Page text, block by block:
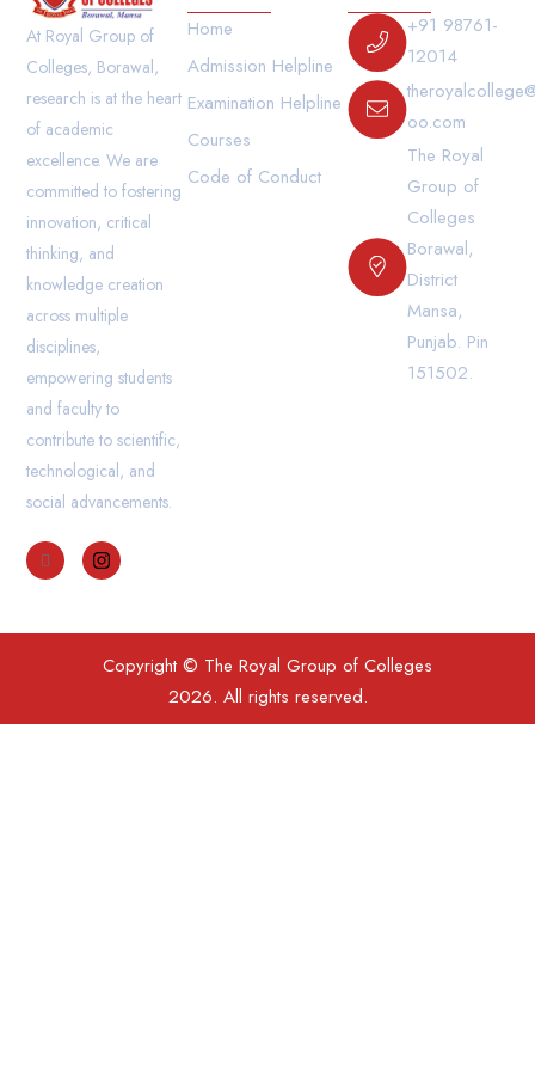
At Royal Group of
Colleges, Borawal,
research is at the heart
of academic
excellence. We are
committed to fostering
innovation, critical
thinking, and
knowledge creation
across multiple
disciplines,
empowering students
and faculty to
contribute to scientific,
technological, and
social advancements.
Home
Admission Helpline
Examination Helpline
Courses
Code of Conduct
+91 98761-
12014
oo.com
The Royal
Group of
Colleges
Borawal,
District
Mansa,
Punjab. Pin
151502.
Copyright © The Royal Group of Colleges
2026. All rights reserved.